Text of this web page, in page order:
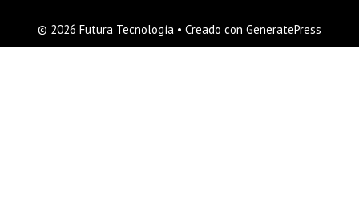
© 2026 Futura Tecnología • Creado con GeneratePress